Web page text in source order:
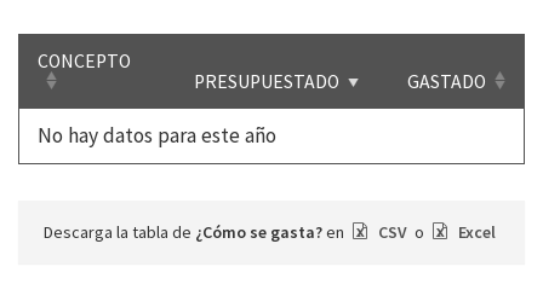
CONCEPTO
PRESUPUESTADO
GASTADO
No hay datos para este año
Descarga la tabla de ¿Cómo se gasta?en CSV o Excel